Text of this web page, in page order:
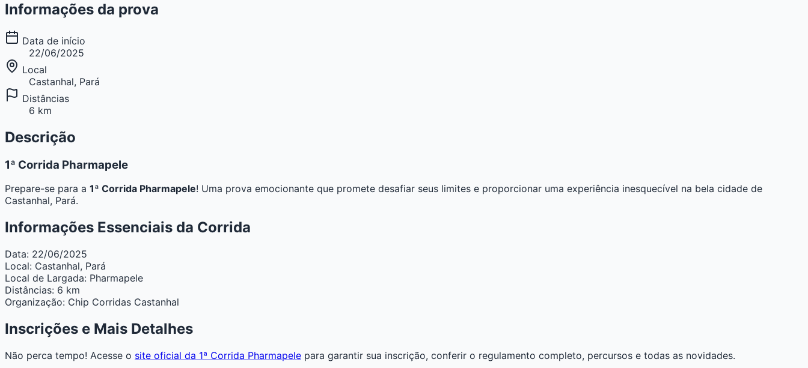
Informações da prova
Data de início
22/06/2025
Local
Castanhal, Pará
Distâncias
6 km
Descrição
1ª Corrida Pharmapele
Prepare-se para a 1ª Corrida Pharmapele! Uma prova emocionante que promete desafiar seus limites e proporcionar uma experiência inesquecível na bela cidade de
Castanhal, Pará.
Informações Essenciais da Corrida
Data: 22/06/2025
Local: Castanhal, Pará
Local de Largada: Pharmapele
Distâncias: 6 km
Organização: Chip Corridas Castanhal
Inscrições e Mais Detalhes
Não perca tempo! Acesse o site oficial da 1ª Corrida Pharmapele para garantir sua inscrição, conferir o regulamento completo, percursos e todas as novidades.